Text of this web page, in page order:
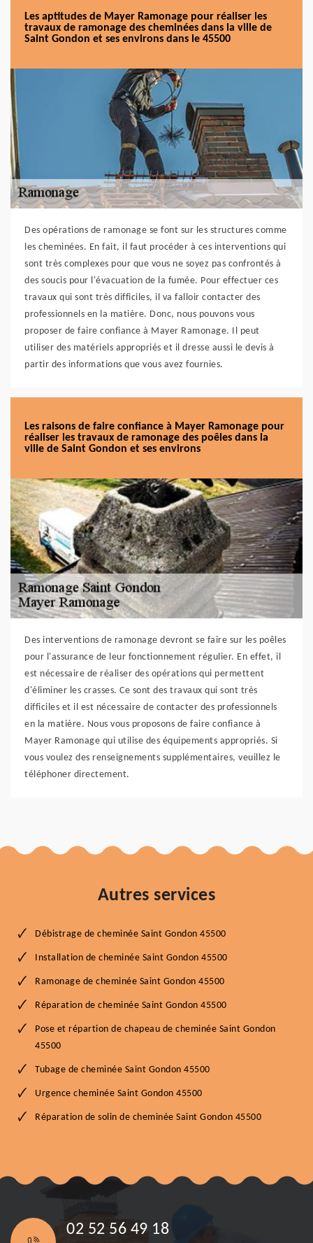
Les aptitudes de Mayer Ramonage pour réaliser les
travaux de ramonage des cheminées dans la ville de
Saint Gondon et ses environs dans le 45500
Des opérations de ramonage se font sur les structures comme
les cheminées. En fait, il faut procéder à ces interventions qui
sont très complexes pour que vous ne soyez pas confrontés à
des soucis pour l'évacuation de la fumée. Pour effectuer ces
travaux qui sont très difficiles, il va falloir contacter des
professionnels en la matière. Donc, nous pouvons vous
proposer de faire confiance à Mayer Ramonage. Il peut
utiliser des matériels appropriés et il dresse aussi le devis à
partir des informations que vous avez fournies.
Les raisons de faire confiance à Mayer Ramonage pour
réaliser les travaux de ramonage des poêles dans la
ville de Saint Gondon et ses environs
Des interventions de ramonage devront se faire sur les poêles
pour l'assurance de leur fonctionnement régulier. En effet, il
est nécessaire de réaliser des opérations qui permettent
d'éliminer les crasses. Ce sont des travaux qui sont très
difficiles et il est nécessaire de contacter des professionnels
en la matière. Nous vous proposons de faire confiance à
Mayer Ramonage qui utilise des équipements appropriés. Si
vous voulez des renseignements supplémentaires, veuillez le
téléphoner directement.
Autres services
Débistrage de cheminée Saint Gondon 45500
Installation de cheminée Saint Gondon 45500
Ramonage de cheminée Saint Gondon 45500
Réparation de cheminée Saint Gondon 45500
Pose et répartion de chapeau de cheminée Saint Gondon
45500
Tubage de cheminée Saint Gondon 45500
Urgence cheminée Saint Gondon 45500
Réparation de solin de cheminée Saint Gondon 45500
02 52 56 49 18